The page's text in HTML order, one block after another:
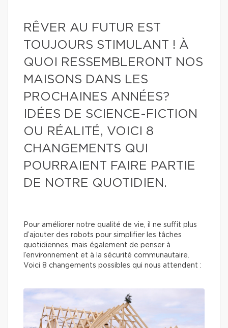
RÊVER AU FUTUR EST
TOUJOURS STIMULANT ! À
QUOI RESSEMBLERONT NOS
MAISONS DANS LES
PROCHAINES ANNÉES?
IDÉES DE SCIENCE-FICTION
OU RÉALITÉ, VOICI 8
CHANGEMENTS QUI
POURRAIENT FAIRE PARTIE
DE NOTRE QUOTIDIEN.
Pour améliorer notre qualité de vie, il ne suffit plus
d’ajouter des robots pour simplifier les tâches
quotidiennes, mais également de penser à
l’environnement et à la sécurité communautaire.
Voici 8 changements possibles qui nous attendent :